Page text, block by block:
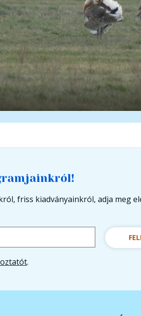
friss kiadványainkról, adja meg
.